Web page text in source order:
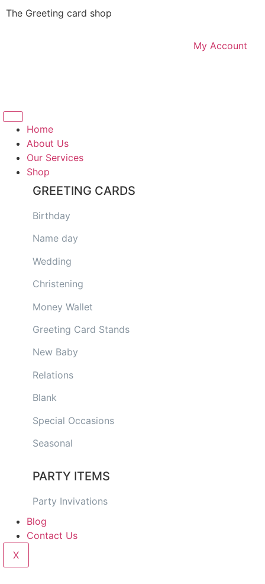
The Greeting card shop
My Account
Home
About Us
Our Services
Shop
GREETING CARDS
Birthday
Name day
Wedding
Christening
Money Wallet
Greeting Card Stands
New Baby
Relations
Blank
Special Occasions
Seasonal
PARTY ITEMS
Party Invivations
Blog
Contact Us
X